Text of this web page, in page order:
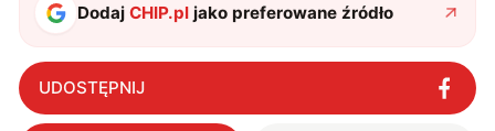
DodajCHIP.pl jako preferowane źródło
UDOSTĘPNIJ